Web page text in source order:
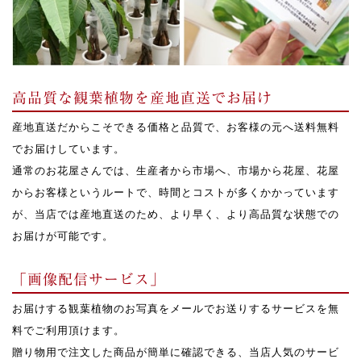
高品質な観葉植物を産地直送でお届け
産地直送だからこそできる価格と品質で、お客様の元へ送料無料
でお届けしています。
通常のお花屋さんでは、生産者から市場へ、市場から花屋、花屋
からお客様というルートで、時間とコストが多くかかっています
が、当店では産地直送のため、より早く、より高品質な状態での
お届けが可能です。
「画像配信サービス」
お届けする観葉植物のお写真をメールでお送りするサービスを無
料でご利用頂けます。
贈り物用で注文した商品が簡単に確認できる、当店人気のサービ